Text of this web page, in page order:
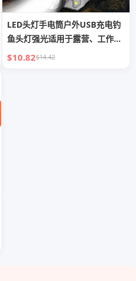
LED头灯手电筒户外USB充电钓
鱼头灯强光适用于露营、工作、
维修、汽车保养、装饰
$10.82$14.42